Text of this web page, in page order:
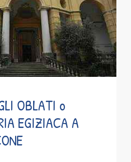
OBLATI o
EGIZIACA A